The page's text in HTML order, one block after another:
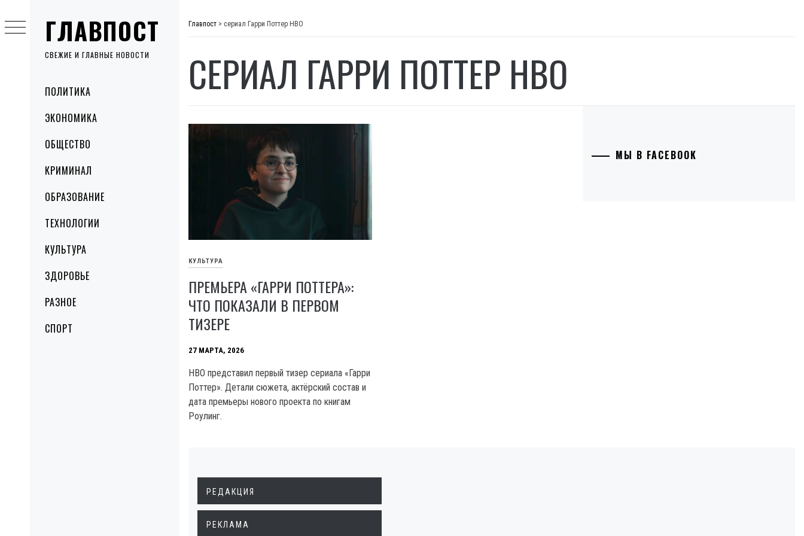
ГЛАВПОСТ
СВЕЖИЕ И ГЛАВНЫЕ НОВОСТИ
MenuПОЛИТИКА
ЭКОНОМИКА
ОБЩЕСТВО
КРИМИНАЛ
ОБРАЗОВАНИЕ
ТЕХНОЛОГИИ
КУЛЬТУРА
ЗДОРОВЬЕ
РАЗНОЕ
СПОРТ
to
content
Главпост > сериал Гарри Поттер HBO
СЕРИАЛ ГАРРИ ПОТТЕР HBO
КУЛЬТУРА
ПРЕМЬЕРА «ГАРРИ ПОТТЕРА»:
ЧТО ПОКАЗАЛИ В ПЕРВОМ
ТИЗЕРЕ
27 МАРТА, 2026
HBO представил первый тизер сериала «Гарри
Поттер». Детали сюжета, актёрский состав и
дата премьеры нового проекта по книгам
Роулинг.
МЫ В FACEBOOK
РЕДАКЦИЯ
РЕКЛАМА